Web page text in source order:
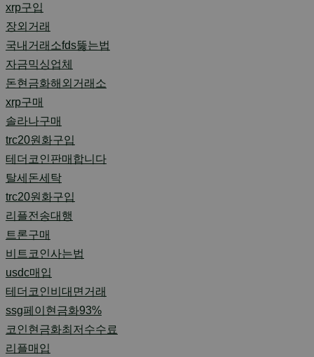
xrp구입
장외거래
국내거래소fds뚫는법
자금믹싱업체
돈현금화해외거래소
xrp구매
솔라나구매
trc20원화구입
테더코인판매합니다
탈세돈세탁
trc20원화구입
리플전송대행
트론구매
비트코인사는법
usdc매입
테더코인비대면거래
ssg페이현금화93%
코인현금화최저수수료
리플매입